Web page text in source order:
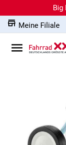
Big
Meine Filiale